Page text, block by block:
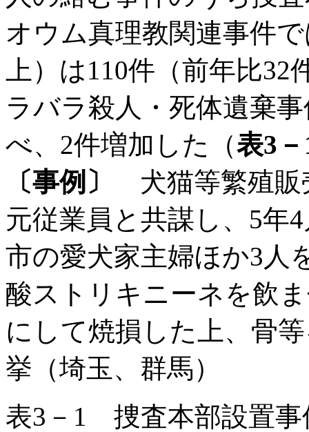
オウム真理教関連事件
上）は110件（前年比
ラバラ殺人・死体遺棄
べ、2件増加した（表3
〔事例〕
犬猫等繁殖販
元従業員と共謀し、5年
市の愛犬家主婦ほか3人
酸ストリキニーネを飲
にして焼損した上、骨
挙（埼玉、群馬）
表3－1 捜査本部設置事